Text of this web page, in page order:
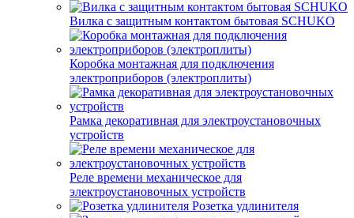
Вилка с защитным контактом бытовая SCHUKO
Коробка монтажная для подключения
электроприборов (электроплиты)
Рамка декоративная для электроустановочных
устройств
Реле времени механическое для
электроустановочных устройств
Розетка удлинителя